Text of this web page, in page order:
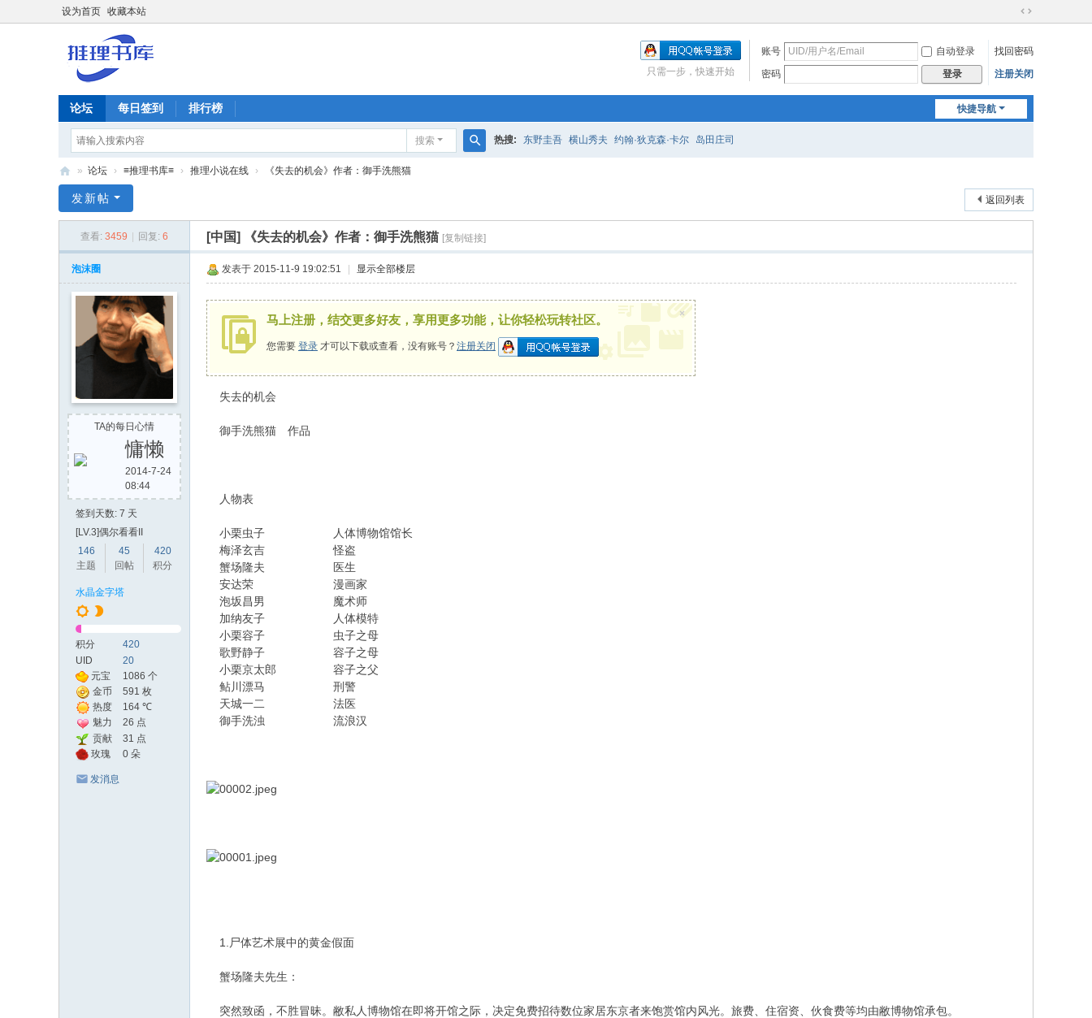
设为首页 收藏本站
切
到
宽
账号 自动登录
找回密码
密码
登录 注册关闭
只需一步，快速开始
快捷导航
论坛 每日签到 排行榜
搜索 热搜: 东野圭吾 横山秀夫 约翰·狄克森·卡尔 岛田庄司
理
» 论坛 › ≡推理书库≡ › 推理小说在线 › 《失去的机会》作者：御手洗熊猫
返回列表
发新帖
查看: 3459 回复: 6 [中国] 《失去的机会》作者：御手洗熊猫 [复制链接]
泡沫圈
TA的每日心情
慵懒
2014-7-24
08:44
签到天数: 7 天
[LV.3]偶尔看看II
146
主题
45
回帖
420
积分
水晶金字塔
积分
420
UID
20
元宝
1086 个
金币
591 枚
热度
164 ℃
魅力
26 点
贡献
值
31 点
玫瑰
0 朵
发消息
发表于 2015-11-9 19:02:51 显示全部楼层
马上注册，结交更多好友，享用更多功能，让你轻松玩转社区。
您需要 登录 才可以下载或查看，没有账号？ 注册关闭
×
失去的机会
御手洗熊猫 作品
人物表
小栗虫子 人体博物馆馆长
梅泽玄吉 怪盗
蟹场隆夫 医生
安达荣 漫画家
泡坂昌男 魔术师
加纳友子 人体模特
小栗容子 虫子之母
歌野静子 容子之母
小栗京太郎 容子之父
鲇川漂马 刑警
天城一二 法医
御手洗浊 流浪汉
1.尸体艺术展中的黄金假面
蟹场隆夫先生：
突然致函，不胜冒昧。敝私人博物馆在即将开馆之际，决定免费招待数位家居东京者来饱赏馆内风光。旅费、住宿资、伙食费等均由敝博物馆承包。